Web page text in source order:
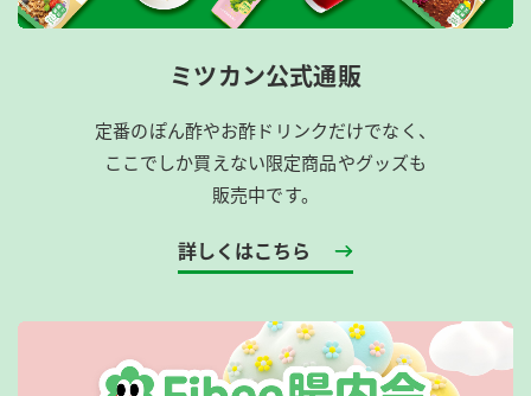
ミツカン公式通販
定番のぽん酢やお酢ドリンクだけでなく、
ここでしか買えない限定商品やグッズも
販売中です。
詳しくはこちら